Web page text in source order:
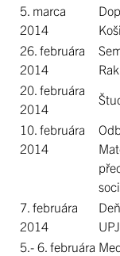
5. marca
2014
26. februára
2014
20. februára
2014
10. februára
2014
7. februára
2014
5.- 6. februára